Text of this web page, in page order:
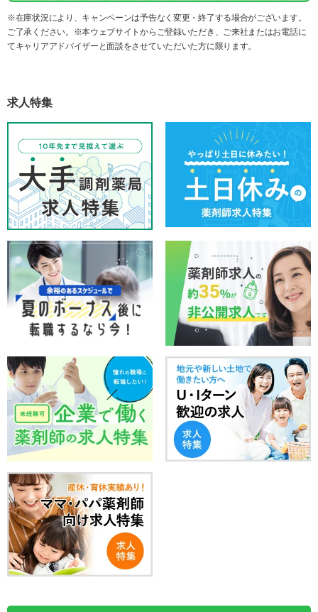
※在庫状況により、キャンペーンは予告なく変更・終了する場合がございます。
ご了承ください。※本ウェブサイトからご登録いただき、ご来社またはお電話に
てキャリアアドバイザーと面談をさせていただいた方に限ります。
求人特集